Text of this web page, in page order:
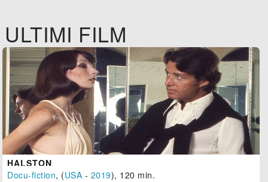
ULTIMI FILM
HALSTON
Docu-fiction, (USA - 2019), 120 min.